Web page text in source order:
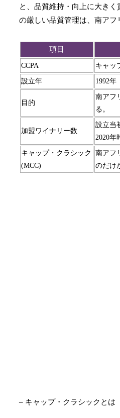
と、品質維持・向上に大き
の厳しい品質管理は、南アフ
項目
CCPA キャッ
設立年 1992年
目的
南アフ
る。
加盟ワイナリー数
設立当
2020年
キャップ・クラシック
(MCC)
南アフ
のだけ
– キャップ・クラシックとは